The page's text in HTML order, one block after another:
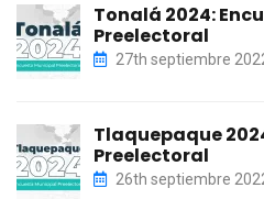
Tonalá 2024:
Preelectoral
27th septiembre
Tlaquepaque
Preelectoral
26th septiembre